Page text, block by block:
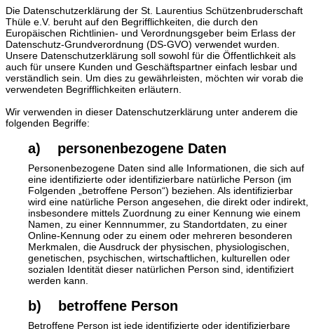
Die Datenschutzerklärung der St. Laurentius Schützenbruderschaft
Thüle e.V. beruht auf den Begrifflichkeiten, die durch den
Europäischen Richtlinien- und Verordnungsgeber beim Erlass der
Datenschutz-Grundverordnung (DS-GVO) verwendet wurden.
Unsere Datenschutzerklärung soll sowohl für die Öffentlichkeit als
auch für unsere Kunden und Geschäftspartner einfach lesbar und
verständlich sein. Um dies zu gewährleisten, möchten wir vorab die
verwendeten Begrifflichkeiten erläutern.
Wir verwenden in dieser Datenschutzerklärung unter anderem die
folgenden Begriffe:
a) personenbezogene Daten
Personenbezogene Daten sind alle Informationen, die sich auf
eine identifizierte oder identifizierbare natürliche Person (im
Folgenden „betroffene Person“) beziehen. Als identifizierbar
wird eine natürliche Person angesehen, die direkt oder indirekt,
insbesondere mittels Zuordnung zu einer Kennung wie einem
Namen, zu einer Kennnummer, zu Standortdaten, zu einer
Online-Kennung oder zu einem oder mehreren besonderen
Merkmalen, die Ausdruck der physischen, physiologischen,
genetischen, psychischen, wirtschaftlichen, kulturellen oder
sozialen Identität dieser natürlichen Person sind, identifiziert
werden kann.
b) betroffene Person
Betroffene Person ist jede identifizierte oder identifizierbare